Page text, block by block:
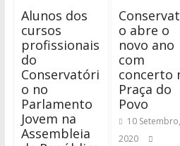
Alunos dos
cursos
profissionais
do
Conservatóri
o no
Parlamento
Jovem na
Assembleia
o abre o
novo ano
com
concerto
Praça do
Povo
10 Setembro,
2020